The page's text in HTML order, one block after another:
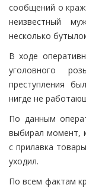
сообщений о
неизвестный
несколько
В ходе
уголовного
преступления
нигде не
По данным
выбирал момент,
с прилавка
уходил.
По всем фактам